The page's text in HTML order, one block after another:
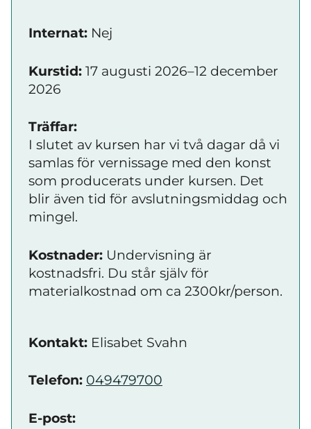
Internat: Nej
Kurstid: 17 augusti 2026–12 december
2026
Träffar:
I slutet av kursen har vi två dagar då vi
samlas för vernissage med den konst
som producerats under kursen. Det
blir även tid för avslutningsmiddag och
mingel.
Kostnader: Undervisning är
kostnadsfri. Du står själv för
materialkostnad om ca 2300kr/person.
Kontakt: Elisabet Svahn
Telefon: 049479700
E-post: